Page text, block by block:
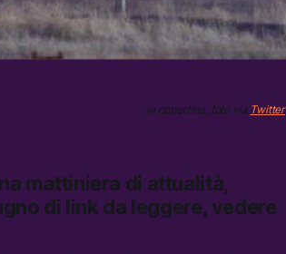
in copertina, foto via Twitter
mattiniera di attualità,
di link da leggere, vedere